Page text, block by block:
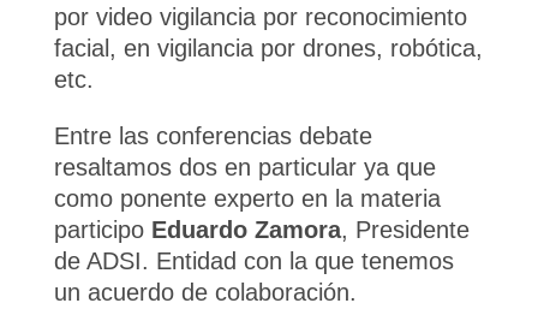
por video vigilancia por reconocimiento
facial, en vigilancia por drones, robótica,
etc.
Entre las conferencias debate
resaltamos dos en particular ya que
como ponente experto en la materia
participo Eduardo Zamora, Presidente
de ADSI. Entidad con la que tenemos
un acuerdo de colaboración.